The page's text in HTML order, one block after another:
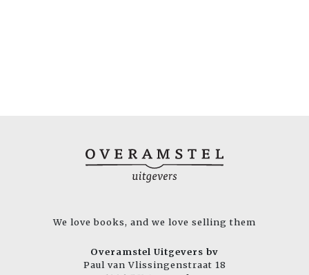
We love books, and we love selling them
Overamstel Uitgevers bv
Paul van Vlissingenstraat 18